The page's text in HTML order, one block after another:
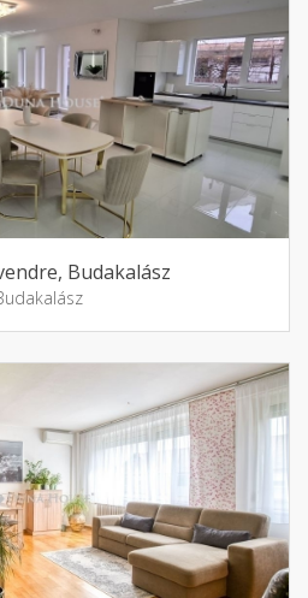
Budakalász